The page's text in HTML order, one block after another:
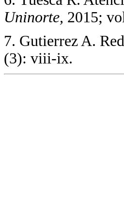
Uninorte, 2015;
7. Gutierrez A.
(3): viii-ix.